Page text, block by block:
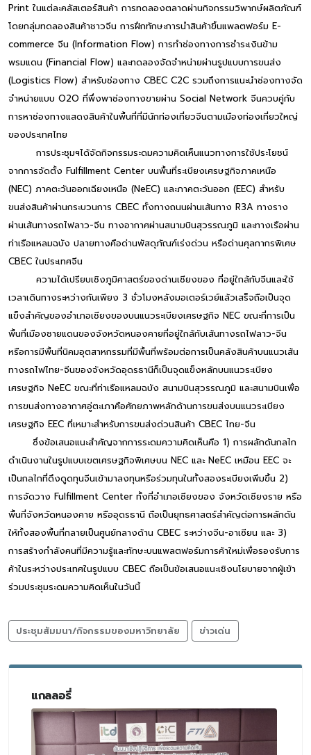
Print ในแต่ละคลัสเตอร์สินค้า การทดลองตลาดผ่านกิจกรรมวิพากษ์ผลิตภัณฑ์
โดยกลุ่มทดลองสินค้าชาวจีน การฝึกทักษะการนำสินค้าขึ้นแพลตฟอร์ม E-
commerce จีน (Information Flow) การทำช่องทางการชำระเงินข้าม
พรมแดน (Financial Flow) และทดลองจัดจำหน่ายผ่านรูปแบบการขนส่ง
(Logistics Flow) สำหรับช่องทาง CBEC C2C รวมถึงการแนะนำช่องทางจัด
จำหน่ายแบบ O2O ที่พึ่งพาช่องทางขายผ่าน Social Network จีนควบคู่กับ
การหาช่องทางแสดงสินค้าในพื้นที่ที่มีนักท่องเที่ยวจีนตามเมืองท่องเที่ยวใหญ่
ของประเทศไทย
การประชุมฯได้จัดกิจกรรมระดมความคิดเห็นแนวทางการใช้ประโยชน์
จากการจัดตั้ง Fulfillment Center บนพื้นที่ระเบียงเศรษฐกิจภาคเหนือ
(NEC) ภาคตะวันออกเฉียงเหนือ (NeEC) และภาคตะวันออก (EEC) สำหรับ
ขนส่งสินค้าผ่านกระบวนการ CBEC ทั้งทางถนนผ่านเส้นทาง R3A ทางราง
ผ่านเส้นทางรถไฟลาว-จีน ทางอากาศผ่านสนามบินสุวรรณภูมิ และทางเรือผ่าน
ท่าเรือแหลมฉบัง ปลายทางคือด่านพัสดุภัณฑ์เร่งด่วน หรือด่านศุลกากรพิเศษ
CBEC ในประเทศจีน
ความได้เปรียบเชิงภูมิศาสตร์ของด่านเชียงของ ที่อยู่ใกล้กับจีนและใช้
เวลาเดินทางระหว่างกันเพียง 3 ชั่วโมงหลังมอเตอร์เวย์แล้วเสร็จถือเป็นจุด
แข็งสำคัญของอำเภอเชียงของบนแนวระเบียงเศรษฐกิจ NEC ขณะที่การเป็น
พื้นที่เมืองชายแดนของจังหวัดหนองคายที่อยู่ใกล้กับเส้นทางรถไฟลาว-จีน
หรือการมีพื้นที่นิคมอุตสาหกรรมที่มีพื้นที่พร้อมต่อการเป็นคลังสินค้าบนแนวเส้น
ทางรถไฟไทย-จีนของจังหวัดอุดรธานีก็เป็นจุดแข็งหลักบนแนวระเบียง
เศรษฐกิจ NeEC ขณะที่ท่าเรือแหลมฉบัง สนามบินสุวรรณภูมิ และสนามบินเพื่อ
การขนส่งทางอากาศอู่ตะเภาคือศักยภาพหลักด้านการขนส่งบนแนวระเบียง
เศรษฐกิจ EEC ที่เหมาะสำหรับการขนส่งด่วนสินค้า CBEC ไทย-จีน
ซึ่งข้อเสนอแนะสำคัญจากการระดมความคิดเห็นคือ 1) การผลักดันกลไก
ดำเนินงานในรูปแบบเขตเศรษฐกิจพิเศษบน NEC และ NeEC เหมือน EEC จะ
เป็นกลไกที่ดึงดูดทุนจีนเข้ามาลงทุนหรือร่วมทุนในทั้งสองระเบียงเพิ่มขึ้น 2)
การจัดวาง Fulfillment Center ทั้งที่อำเภอเชียงของ จังหวัดเชียงราย หรือ
พื้นที่จังหวัดหนองคาย หรืออุดรธานี ถือเป็นยุทธศาสตร์สำคัญต่อการผลักดัน
ให้ทั้งสองพื้นที่กลายเป็นศูนย์กลางด้าน CBEC ระหว่างจีน-อาเซียน และ 3)
การสร้างกำลังคนที่มีความรู้และทักษะบนแพลตฟอร์มการค้าใหม่เพื่อรองรับการ
ค้าในระหว่างประเทศในรูปแบบ CBEC ถือเป็นข้อเสนอแนะเชิงนโยบายจากผู้เข้า
ร่วมประชุมระดมความคิดเห็นในวันนี้
ประชุมสัมมนา/กิจกรรมของมหาวิทยาลัย ข่าวเด่น
แกลลอรี่